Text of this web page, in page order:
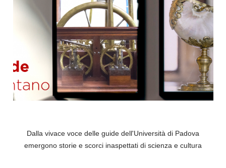
Dalla vivace voce delle guide dell'Università di Padova
emergono storie e scorci inaspettati di scienza e cultura